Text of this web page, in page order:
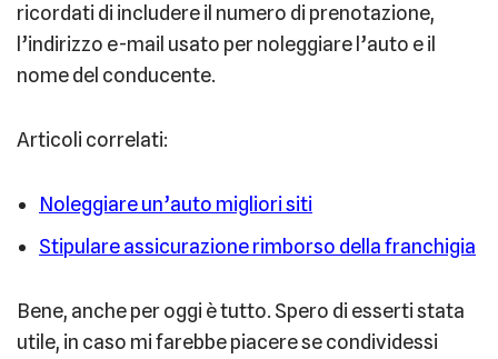
ricordati di includere il numero di prenotazione,
l’indirizzo e-mail usato per noleggiare l’auto e il
nome del conducente.
Articoli correlati:
Noleggiare un’auto migliori siti
Stipulare assicurazione rimborso della franchigia
Bene, anche per oggi è tutto. Spero di esserti stata
utile, in caso mi farebbe piacere se condividessi